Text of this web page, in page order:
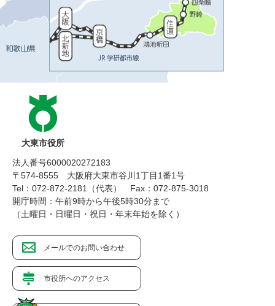
大東市役所
法人番号6000020272183
〒574-8555 大阪府大東市谷川1丁目1番1号
Tel：072-872-2181（代表）
Fax：072-875-3018
開庁時間：午前9時から午後5時30分まで
（土曜日・日曜日・祝日・年末年始を除く）
メールでのお問い合わせ
市役所へのアクセス